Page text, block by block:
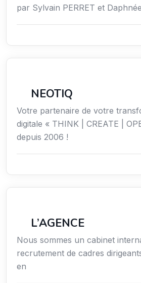
par Sylvain PERRET et
NEOTIQ
Votre partenaire de votre
digitale « THINK | CREATE |
depuis 2006 !
L’AGENCE
Nous sommes un cabinet
recrutement de cadres
en